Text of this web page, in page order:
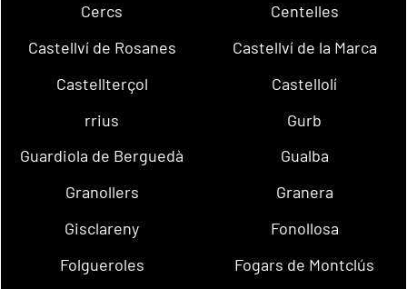
Cercs
Centelles
Castellví de Rosanes
Castellví de la Marca
Castellterçol
Castellolí
rrius
Gurb
Guardiola de Berguedà
Gualba
Granollers
Granera
Gisclareny
Fonollosa
Folgueroles
Fogars de Montclús